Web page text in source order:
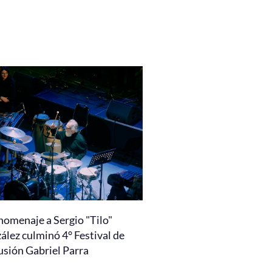
a Sergio "Tilo"
culminó 4° Festival de
Gabriel Parra